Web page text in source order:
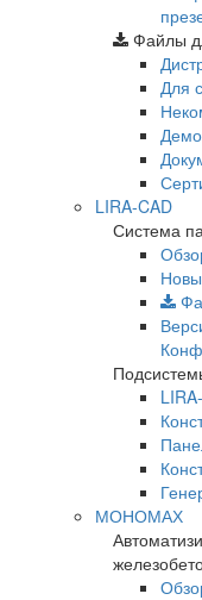
Файлы
Для
LIRA-CAD
Система
МОНОМАХ